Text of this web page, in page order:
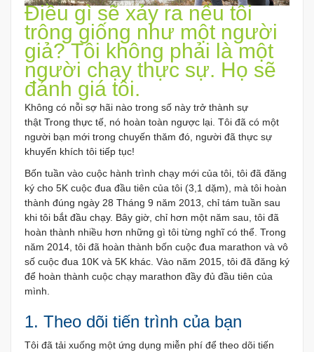
Điều gì sẽ xảy ra nếu tôi
trông giống như một người
giả? Tôi không phải là một
người chạy thực sự. Họ sẽ
đánh giá tôi.
Không có nỗi sợ hãi nào trong số này trở thành sự
thật Trong thực tế, nó hoàn toàn ngược lại. Tôi đã có một
người bạn mới trong chuyến thăm đó, người đã thực sự
khuyến khích tôi tiếp tục!
Bốn tuần vào cuộc hành trình chạy mới của tôi, tôi đã đăng
ký cho 5K cuộc đua đầu tiên của tôi (3,1 dặm), mà tôi hoàn
thành đúng ngày 28 Tháng 9 năm 2013, chỉ tám tuần sau
khi tôi bắt đầu chạy. Bây giờ, chỉ hơn một năm sau, tôi đã
hoàn thành nhiều hơn những gì tôi từng nghĩ có thể. Trong
năm 2014, tôi đã hoàn thành bốn cuộc đua marathon và vô
số cuộc đua 10K và 5K khác. Vào năm 2015, tôi đã đăng ký
để hoàn thành cuộc chạy marathon đầy đủ đầu tiên của
mình.
1. Theo dõi tiến trình của bạn
Tôi đã tải xuống một ứng dụng miễn phí để theo dõi tiến